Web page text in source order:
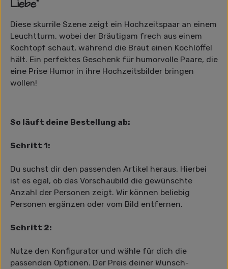
Liebe"
Diese skurrile Szene zeigt ein Hochzeitspaar an einem
Leuchtturm, wobei der Bräutigam frech aus einem
Kochtopf schaut, während die Braut einen Kochlöffel
hält. Ein perfektes Geschenk für humorvolle Paare, die
eine Prise Humor in ihre Hochzeitsbilder bringen
wollen!
So läuft deine Bestellung ab:
Schritt 1:
Du suchst dir den passenden Artikel heraus. Hierbei
ist es egal, ob das Vorschaubild die gewünschte
Anzahl der Personen zeigt. Wir können beliebig
Personen ergänzen oder vom Bild entfernen.
Schritt 2:
Nutze den Konfigurator und wähle für dich die
passenden Optionen. Der Preis deiner Wunsch-